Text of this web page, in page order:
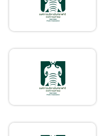
จ้างหรือผู้ได้รับการคัดเลือก
และสาระสำคัญของสัญญา
หรือข้อตกลงเป็นหนังสือ
ประจำไตรมาสที่ ๑ (เดือน
ตุลาคม ถึง ธันวาคม
พ.ศ.๒๕๖๔)
ประกาศผู้ชนะการเสนอราคา
ซื้อวัสดุอุปกรณ์ไฟฟ้า โดย
วิธีเฉพาะเจาะจง